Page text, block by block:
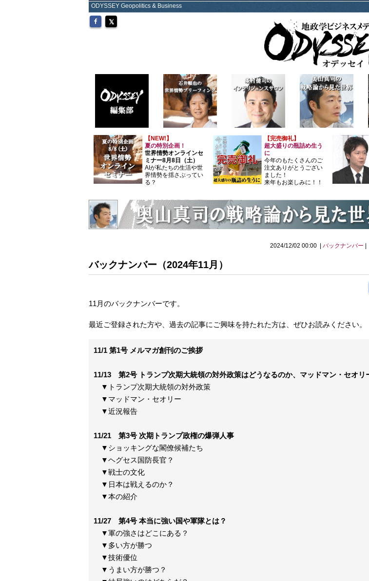
ODYSSEY Geopolitics & Business
【NEW!】
夏の特別企画！
世界情勢オンラインセ
ミナー8月8日（土）
AIが私たちの生活や世
界情勢を揺さぶってい
る？
【完売御礼】
超大盛りの瓶詰め生う
に
今年のもたくさんのご
注文ありがとうござい
ました！
来年もお楽しみに！！
2024/12/02 00:00 | バックナンバー
バックナンバー（2024年11月）
11月のバックナンバーです。
最近ご登録された方や、過去の記事にご興味を持たれた方は、ぜひお読みください。
11/1 第1号 メルマガ創刊のご挨拶
11/13 第2号 トランプ次期大統領の対外政策はどうなるのか、マッドマン・セオリ
▼トランプ次期大統領の対外政策
▼マッドマン・セオリー
▼近況報告
11/21 第3号 次期トランプ政権の爆弾人事
▼ショッキングな閣僚候補たち
▼ヘグセス国防長官？
▼戦士の文化
▼日本は戦えるのか？
▼本の紹介
11/27 第4号 本当に強い国や軍隊とは？
▼軍の強さはどこにある？
▼多い方が勝つ
▼技術優位
▼うまい方が勝つ？